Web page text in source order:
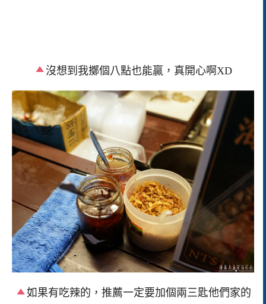
沒想到我擲個八點也能贏，真開心啊XD
如果有吃辣的，推薦一定要加個兩三匙他們家的